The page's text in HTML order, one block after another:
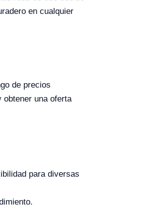
en cualquier
de precios
obtener una oferta
para diversas